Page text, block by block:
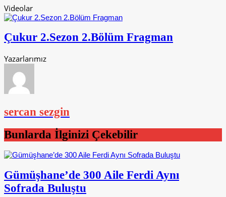
Videolar
Çukur 2.Sezon 2.Bölüm Fragman
Yazarlarımız
sercan sezgin
Bunlarda İlginizi Çekebilir
Gümüşhane’de 300 Aile Ferdi Aynı
Sofrada Buluştu